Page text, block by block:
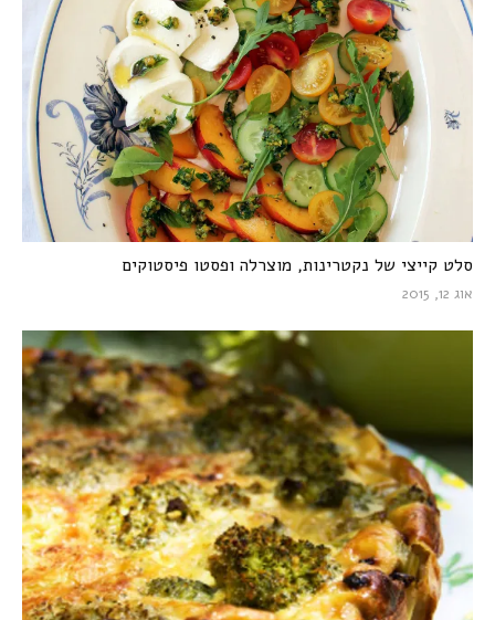
סלט קייצי של נקטרינות, מוצרלה ופסטו פיסטוקים
אוג 12, 2015